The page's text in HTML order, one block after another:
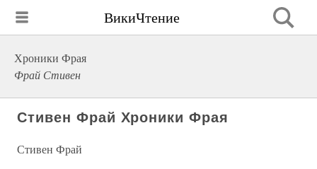
ВикиЧтение
Хроники Фрая
Фрай Стивен
Стивен Фрай Хроники Фрая
Стивен Фрай